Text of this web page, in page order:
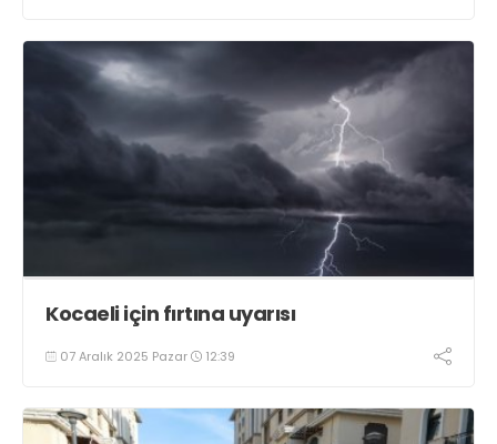
Kocaeli için fırtına uyarısı
07 Aralık 2025 Pazar 12:39